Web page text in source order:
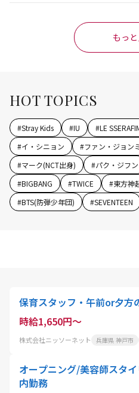
もっ
HOT TOPICS
#Stray Kids #IU #LE
#イ・シニョン #ファン・ジョン
#マーク(NCT出身) #パク・ジフン
#BIGBANG #TWICE #東方神
#BTS(防弾少年団) #SEVENTEEN
保育スタッフ・午前or夕方
時給1,650円～
株式会社ニッソーネット 兵庫県 神戸市
オープニング/美容師スタ
内勤務